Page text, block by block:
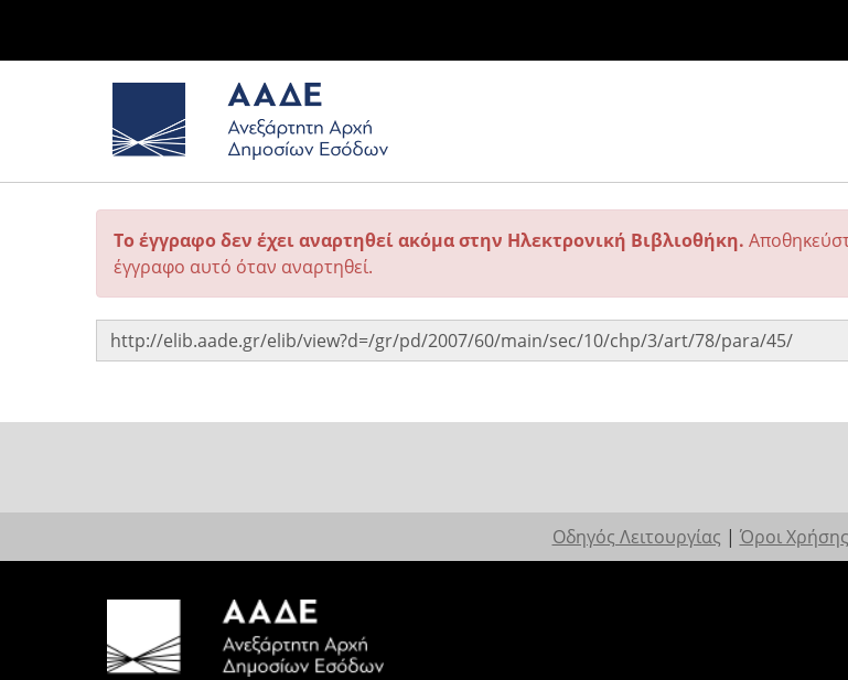
Το έγγραφο δεν έχει αναρτηθεί ακόμα στην Ηλεκτρονική Βιβλιοθήκη.
έγγραφο αυτό όταν αναρτηθεί.
Οδηγός Λειτουργίας | Όροι Χρήσης